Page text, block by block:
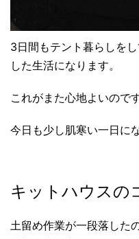
3日間もテント暮らしを
した生活になります。
これがまた心地よいのです
今日も少し肌寒い一日に
キットハウスの
土留め作業が一段落した